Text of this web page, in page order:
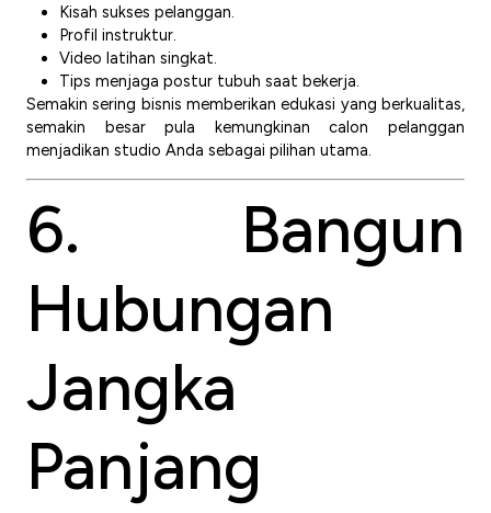
Kisah sukses pelanggan.
Profil instruktur.
Video latihan singkat.
Tips menjaga postur tubuh saat bekerja.
Semakin sering bisnis memberikan edukasi yang berkualitas,
semakin besar pula kemungkinan calon pelanggan
menjadikan studio Anda sebagai pilihan utama.
6. Bangun
Hubungan
Jangka
Panjang